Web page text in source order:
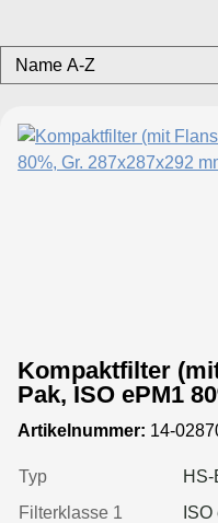
Kompaktfilter
Pak, ISO ePM1
mm,
Artikelnummer: 14-
Typ
Filterklasse 1